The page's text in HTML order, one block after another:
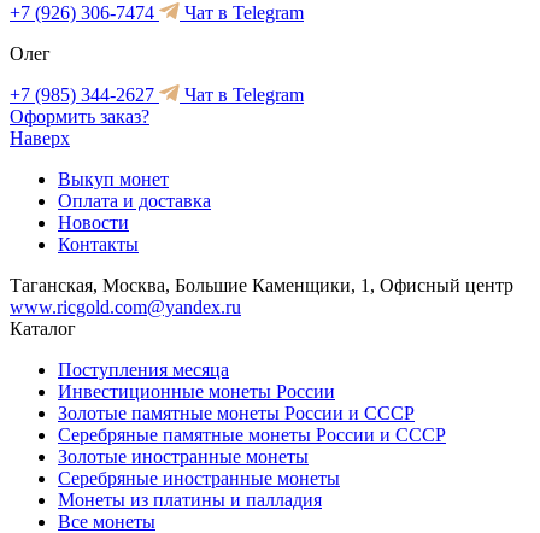
+7 (926) 306-7474
Чат в Telegram
Олег
+7 (985) 344-2627
Чат в Telegram
Оформить заказ?
Наверх
Выкуп монет
Оплата и доставка
Новости
Контакты
Таганская, Москва, Большие Каменщики, 1, Офисный центр
www.ricgold.com@yandex.ru
Каталог
Поступления месяца
Инвестиционные монеты России
Золотые памятные монеты России и СССР
Серебряные памятные монеты России и СССР
Золотые иностранные монеты
Серебряные иностранные монеты
Монеты из платины и палладия
Все монеты